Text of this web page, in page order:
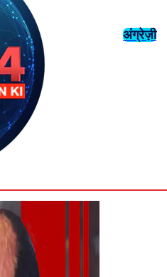
अंग्रेज़ी